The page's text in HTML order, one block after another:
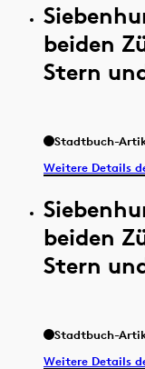
beiden
Stern
Stadtbuch-
Weitere Details
beiden
Stern
Stadtbuch-
Weitere Details